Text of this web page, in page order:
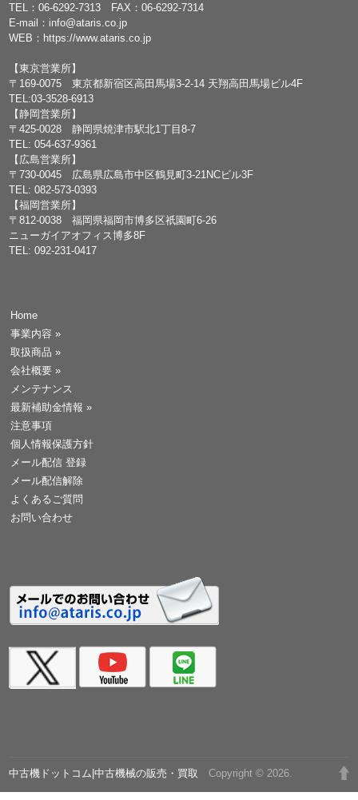
TEL：06-6292-7313 FAX：06-6292-7314
E-mail： info@ataris.co.jp
WEB： https://www.ataris.co.jp
【東京営業所】
〒169-0075 東京都新宿区高田馬場3-2-14 天翔高田馬場ビル4F
TEL:03-3528-6913
【静岡営業所】
〒425-0028 静岡県焼津市駅北1丁目8-7
TEL: 054-637-9361
【広島営業所】
〒730-0045 広島県広島市中区鶴見町3-21NCビル3F
TEL: 082-573-0393
【福岡営業所】
〒812-0038 福岡県福岡市博多区祇園町6-26
ニューガイアオフィス博多8F
TEL: 092-231-0417
Home
事業内容 »
取扱商品 »
会社概要 »
メンテナンス
最新補助金情報 »
注意事項
個人情報保護方針
メール配信 登録
メール配信解除
よくあるご質問
お問い合わせ
中古機ドットコム|中古機械の販売・買取 Copyright © 2026.